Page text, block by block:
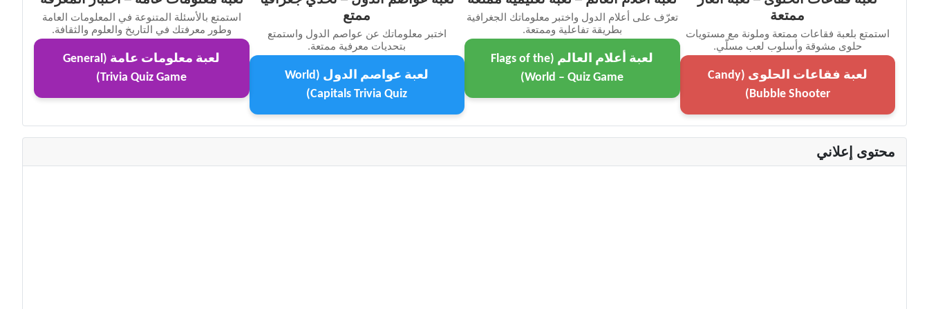
ممتعة
استمتع بلعبة فقاعات ممتعة وملونة مع مستويات
حلوى مشوقة وأسلوب لعب مسلّي.
لعبة فقاعات الحلوى (Candy
Bubble Shooter)
تعرّف على أعلام الدول واختبر معلوماتك الجغرافية
بطريقة تفاعلية وممتعة.
لعبة أعلام العالم (Flags of the
World – Quiz Game)
ممتع
اختبر معلوماتك عن عواصم الدول واستمتع
بتحديات معرفية ممتعة.
لعبة عواصم الدول (World
Capitals Trivia Quiz)
استمتع بالأسئلة المتنوعة في المعلومات العامة
وطور معرفتك في التاريخ والعلوم والثقافة.
لعبة معلومات عامة (General
Trivia Quiz Game)
محتوى إعلاني